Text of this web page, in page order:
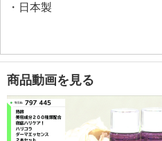
・日本製
商品動画を見る